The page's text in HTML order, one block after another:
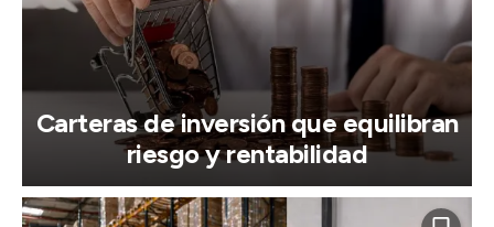
Carteras de inversión que equilibran
riesgo y rentabilidad